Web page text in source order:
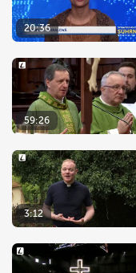
20:36
59:26
3:12